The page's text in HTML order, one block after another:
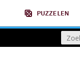
PUZZELEN